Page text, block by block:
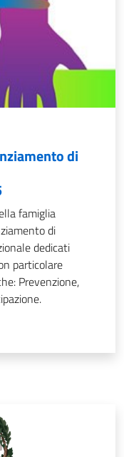
di
famiglia
di
dedicati
particolare
Prevenzione,